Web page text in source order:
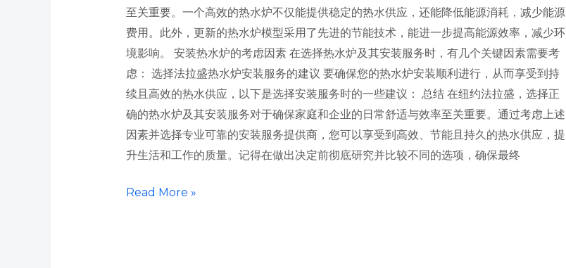
至关重要。一个高效的热水炉不仅能提供稳定的热水供应，还能降低能源消耗，减少能源
费用。此外，更新的热水炉模型采用了先进的节能技术，能进一步提高能源效率，减少环
境影响。 安装热水炉的考虑因素 在选择热水炉及其安装服务时，有几个关键因素需要考
虑： 选择法拉盛热水炉安装服务的建议 要确保您的热水炉安装顺利进行，从而享受到持
续且高效的热水供应，以下是选择安装服务时的一些建议： 总结 在纽约法拉盛，选择正
确的热水炉及其安装服务对于确保家庭和企业的日常舒适与效率至关重要。通过考虑上述
因素并选择专业可靠的安装服务提供商，您可以享受到高效、节能且持久的热水供应，提
升生活和工作的质量。记得在做出决定前彻底研究并比较不同的选项，确保最终
Read More »